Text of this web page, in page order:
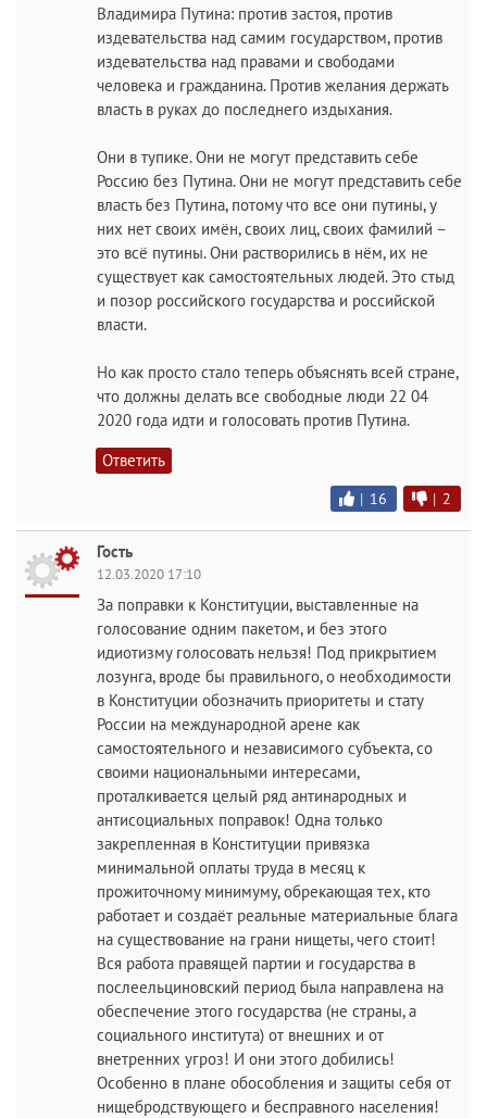
Владимира Путина: против застоя, против
издевательства над самим государством, против
издевательства над правами и свободами
человека и гражданина. Против желания держать
власть в руках до последнего издыхания.
Они в тупике. Они не могут представить себе
Россию без Путина. Они не могут представить себе
власть без Путина, потому что все они путины, у
них нет своих имён, своих лиц, своих фамилий –
это всё путины. Они растворились в нём, их не
существует как самостоятельных людей. Это стыд
и позор российского государства и российской
власти.
Но как просто стало теперь объяснять всей стране,
что должны делать все свободные люди 22 04
2020 года идти и голосовать против Путина.
Ответить
| 16 | 2
Гость
12.03.2020 17:10
За поправки к Конституции, выставленные на
голосование одним пакетом, и без этого
идиотизму голосовать нельзя! Под прикрытием
лозунга, вроде бы правильного, о необходимости
в Конституции обозначить приоритеты и стату
России на международной арене как
самостоятельного и независимого субъекта, со
своими национальными интересами,
проталкивается целый ряд антинародных и
антисоциальных поправок! Одна только
закрепленная в Конституции привязка
минимальной оплаты труда в месяц к
прожиточному минимуму, обрекающая тех, кто
работает и создаёт реальные материальные блага
на существование на грани нищеты, чего стоит!
Вся работа правящей партии и государства в
послеельциновский период была направлена на
обеспечение этого государства (не страны, а
социального института) от внешних и от
внетренних угроз! И они этого добились!
Особенно в плане обособления и защиты себя от
нищебродствующего и бесправного населения!